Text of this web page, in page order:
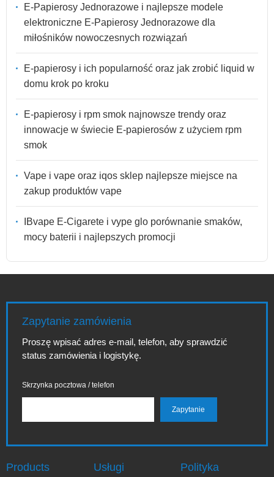
E-Papierosy Jednorazowe i najlepsze modele
elektroniczne E-Papierosy Jednorazowe dla
miłośników nowoczesnych rozwiązań
E-papierosy i ich popularność oraz jak zrobić liquid w
domu krok po kroku
E-papierosy i rpm smok najnowsze trendy oraz
innowacje w świecie E-papierosów z użyciem rpm
smok
Vape i vape oraz iqos sklep najlepsze miejsce na
zakup produktów vape
IBvape E-Cigarete i vype glo porównanie smaków,
mocy baterii i najlepszych promocji
Zapytanie zamówienia
Proszę wpisać adres e-mail, telefon, aby sprawdzić
status zamówienia i logistykę.
Skrzynka pocztowa / telefon
Products Usługi Polityka